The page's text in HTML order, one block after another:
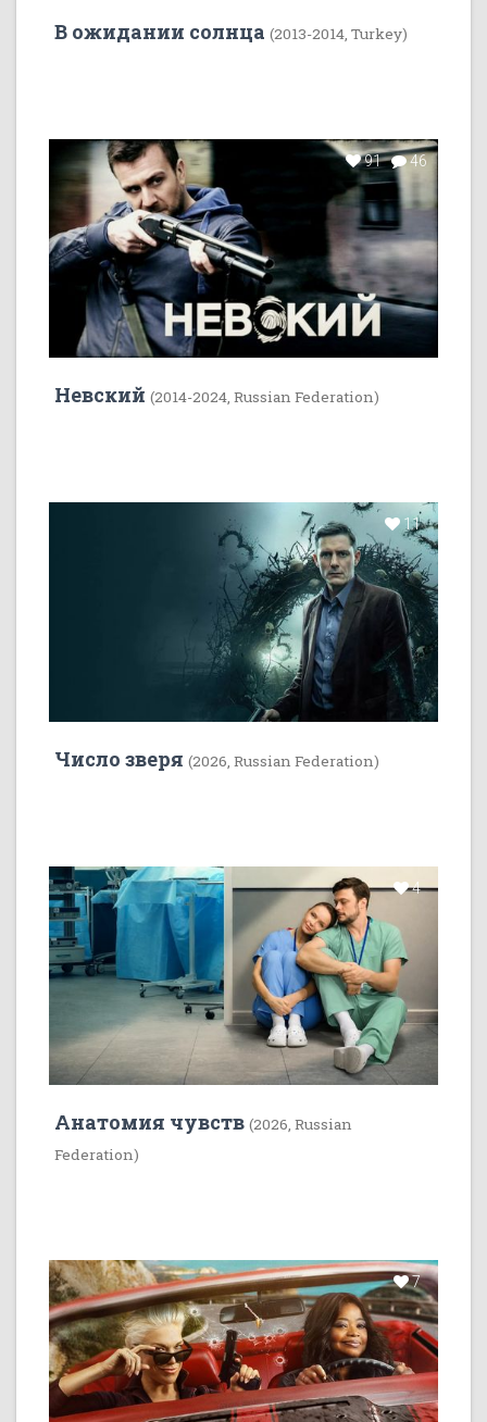
В ожидании солнца (2013-2014, Turkey)
91 46
Невский (2014-2024, Russian Federation)
11
Число зверя (2026, Russian Federation)
4
Анатомия чувств (2026, Russian
Federation)
7